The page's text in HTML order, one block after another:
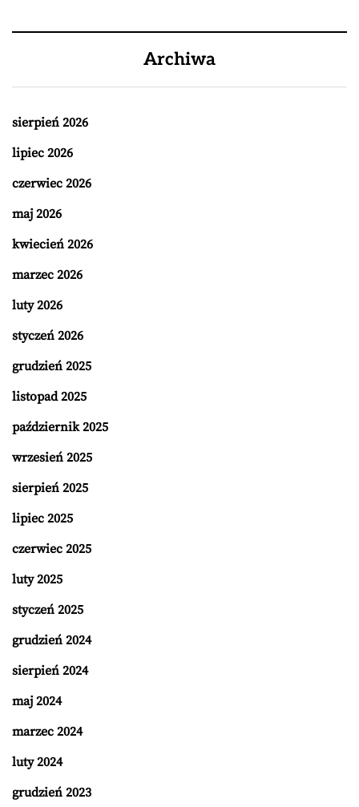
Archiwa
sierpień 2026
lipiec 2026
czerwiec 2026
maj 2026
kwiecień 2026
marzec 2026
luty 2026
styczeń 2026
grudzień 2025
listopad 2025
październik 2025
wrzesień 2025
sierpień 2025
lipiec 2025
czerwiec 2025
luty 2025
styczeń 2025
grudzień 2024
sierpień 2024
maj 2024
marzec 2024
luty 2024
grudzień 2023